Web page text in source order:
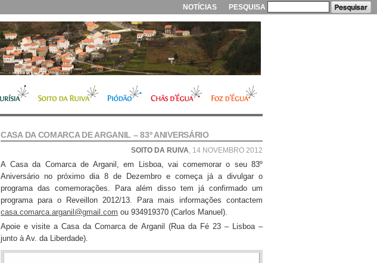
PESQUISA
NOTÍCIAS
CASA DA COMARCA DE ARGANIL – 83º ANIVERSÁRIO
SOITO DA RUIVA, 14 NOVEMBRO 2012
A Casa da Comarca de Arganil, em Lisboa, vai comemorar o seu 83º
Aniversário no próximo dia 8 de Dezembro e começa já a divulgar o
programa das comemorações. Para além disso tem já confirmado um
programa para o Reveillon 2012/13. Para mais informações contactem
casa.comarca.arganil@gmail.com ou 934919370 (Carlos Manuel).
Apoie e visite a Casa da Comarca de Arganil (Rua da Fé 23 – Lisboa –
junto à Av. da Liberdade).